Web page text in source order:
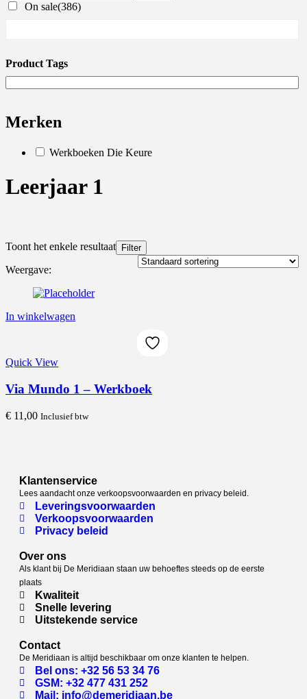
On sale(386)
Product Tags
Merken
Werkboeken Die Keure
Leerjaar 1
Toont het enkele resultaat Filter
Weergave:
In winkelwagen
Quick View
Via Mundo 1 – Werkboek
€ 11,00 Inclusief btw
Klantenservice
Lees aandacht onze verkoopsvoorwaarden en privacy beleid.
Leveringsvoorwaarden
Verkoopsvoorwaarden
Privacy beleid
Over ons
Als klant bij De Meridiaan staan uw behoeftes steeds op de eerste
plaats
Kwaliteit
Snelle levering
Uitstekende service
Contact
De Meridiaan is altijd beschikbaar om onze klanten te helpen.
Bel ons: +32 56 53 34 76
GSM: +32 477 431 252
Mail: info@demeridiaan.be